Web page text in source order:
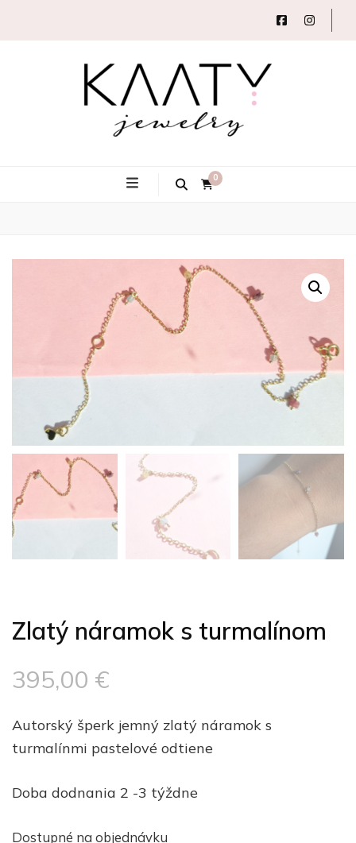
Kaaty
Jewelry
0
Zlatý náramok s turmalínom
395,00 €
Autorský šperk jemný zlatý náramok s
turmalínmi pastelové odtiene
Doba dodnania 2 -3 týždne
Dostupné na objednávku